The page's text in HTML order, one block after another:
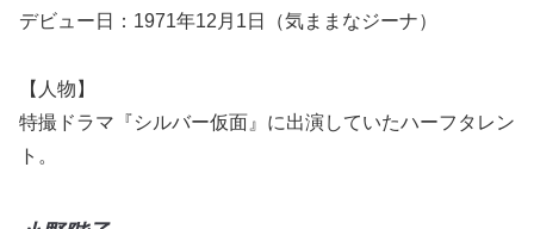
デビュー日：1971年12月1日（気ままなジーナ）
【人物】
特撮ドラマ『シルバー仮面』に出演していたハーフタレン
ト。